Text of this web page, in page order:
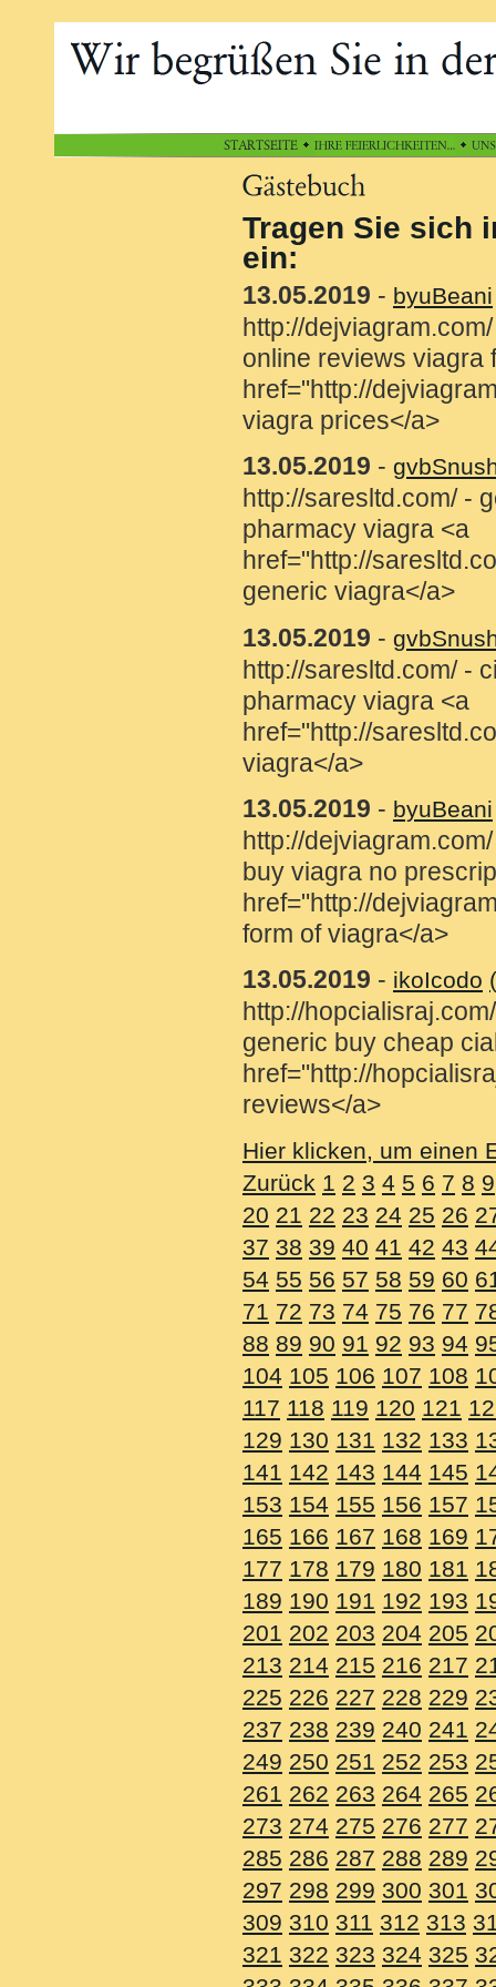
Tragen Sie sich
ein:
13.05.2019 - byuBeani
http://
online reviews viagra
href="http://
viagra prices</a>
13.05.2019 -
http://saresltd.com/ -
pharmacy viagra <a
href="http://
generic viagra</a>
13.05.2019 -
http://saresltd.com/ -
pharmacy viagra <a
href="http://
viagra</a>
13.05.2019 - byuBeani
http://
buy viagra no
href="http://
form of viagra</a>
13.05.2019 - ikoIcodo
http://
generic buy cheap
href="http://
reviews</a>
Hier klicken, um einen
Zurück 1 2 3 4 5 6 7 8 9
20 21 22 23 24 25 26
37 38 39 40 41 42 43
54 55 56 57 58 59 60
71 72 73 74 75 76 77
88 89 90 91 92 93 94
104 105 106 107 108
117 118 119 120 121
129 130 131 132 133
141 142 143 144 145
153 154 155 156 157
165 166 167 168 169
177 178 179 180 181
189 190 191 192 193
201 202 203 204 205
213 214 215 216 217
225 226 227 228 229
237 238 239 240 241
249 250 251 252 253
261 262 263 264 265
273 274 275 276 277
285 286 287 288 289
297 298 299 300 301
309 310 311 312 313
321 322 323 324 325